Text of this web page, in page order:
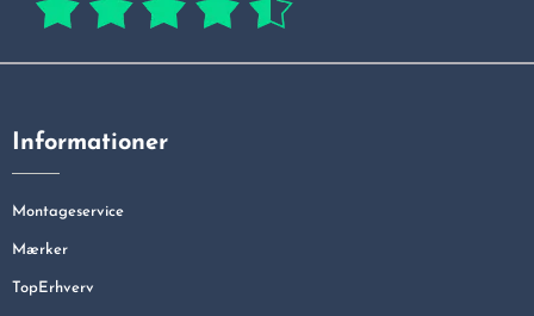
Informationer
Montageservice
Mærker
TopErhverv